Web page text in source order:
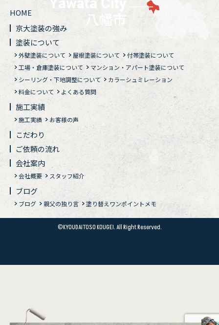
HOME
京大塗装の強み
塗装について
外壁塗装について 屋根塗装について
付帯塗装について
工場・倉庫塗装について
マンション・アパート塗装について
シーリング・下地調整について
カラーシュミレーション
料金について
よくある質問
施工実績
施工実績 お客様の声
こだわり
ご依頼の流れ
会社案内
会社概要 スタッフ紹介
ブログ
ブログ 親父の独り言 塗り替えワンポイントメモ
©KYOUDAITOSO KOUGEI. All Right Reserved.